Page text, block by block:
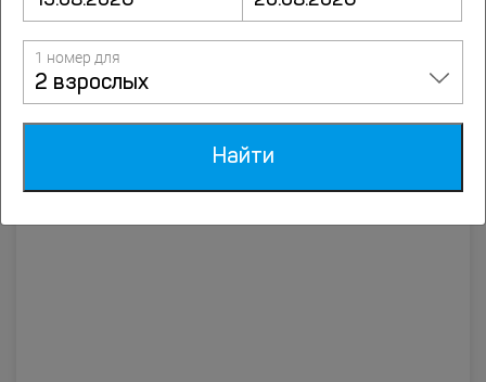
Отель Л`отель
деревня Лапино, 1-ое Успенское шоссе, 65, Солослово
1 номер для
2 взрослых
Найти